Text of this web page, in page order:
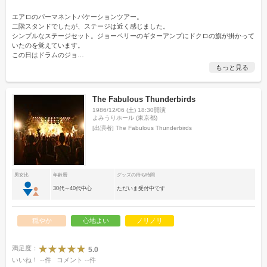
エアロのパーマネントバケーションツアー。
二階スタンドでしたが、ステージは近く感じました。
シンプルなステージセット。ジョーペリーのギターアンプにドクロの旗が掛かって
いたのを覚えています。
この日はドラムのジョ
もっと見る
The Fabulous Thunderbirds
1986/12/06 (土) 18:30開演
よみうりホール (東京都)
[出演者]The Fabulous Thunderbirds
男女比 年齢層 グッズの待ち時間
30代～40代中心 ただいま受付中です
穏やか 心地よい ノリノリ
満足度： 5.0
いいね！ --件 コメント --件